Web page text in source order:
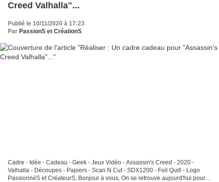
Creed Valhalla"...
Publié le 10/11/2020 à 17:23
Par PassionS et CréationS
Cadre - Idée - Cadeau - Geek - Jeux Vidéo - Assassin's Creed - 2020 -
Valhalla - Découpes - Papiers - Scan N Cut - SDX1200 - Foil Quill - Logo
PassionnéS et CréateurS, Bonjour à vous, On se retrouve aujourd'hui pour